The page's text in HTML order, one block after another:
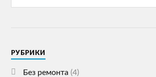
РУБРИКИ
Без ремонта (4)